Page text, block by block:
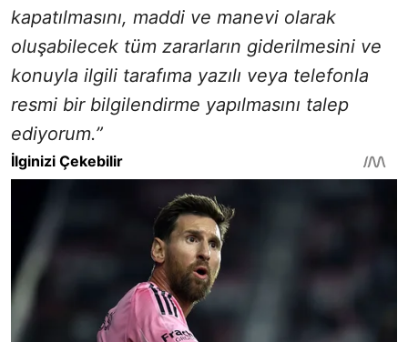
kapatılmasını, maddi ve manevi olarak
oluşabilecek tüm zararların giderilmesini ve
konuyla ilgili tarafıma yazılı veya telefonla
resmi bir bilgilendirme yapılmasını talep
ediyorum.”